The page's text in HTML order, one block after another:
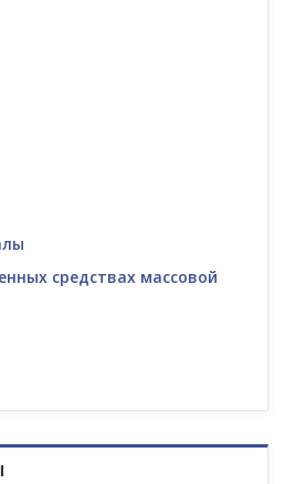
средствах массовой